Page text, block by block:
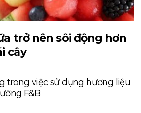
trở nên sôi động hơn
cây
trong việc sử dụng hương liệu
F&B